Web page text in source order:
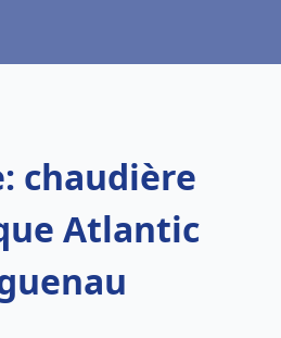
chaudière
Atlantic